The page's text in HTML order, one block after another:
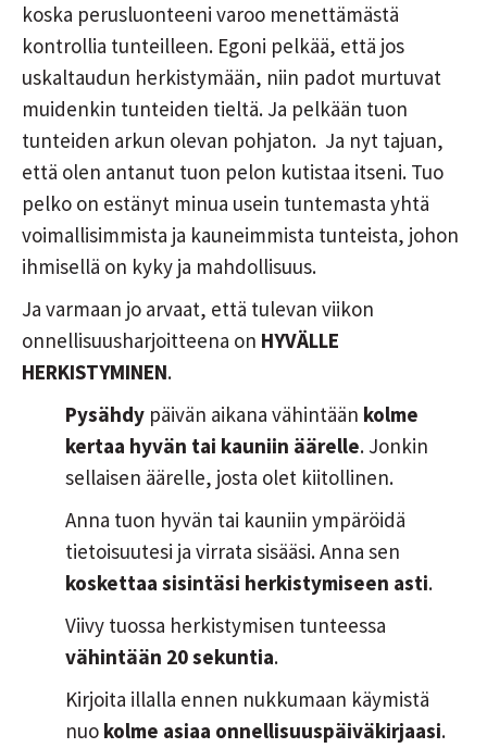
koska perusluonteeni varoo menettämästä
kontrollia tunteilleen. Egoni pelkää, että jos
uskaltaudun herkistymään, niin padot murtuvat
muidenkin tunteiden tieltä. Ja pelkään tuon
tunteiden arkun olevan pohjaton. Ja nyt tajuan,
että olen antanut tuon pelon kutistaa itseni. Tuo
pelko on estänyt minua usein tuntemasta yhtä
voimallisimmista ja kauneimmista tunteista, johon
ihmisellä on kyky ja mahdollisuus.
Ja varmaan jo arvaat, että tulevan viikon
onnellisuusharjoitteena on HYVÄLLE
HERKISTYMINEN.
Pysähdy päivän aikana vähintään kolme
kertaa hyvän tai kauniin äärelle. Jonkin
sellaisen äärelle, josta olet kiitollinen.
Anna tuon hyvän tai kauniin ympäröidä
tietoisuutesi ja virrata sisääsi. Anna sen
koskettaa sisintäsi herkistymiseen asti.
Viivy tuossa herkistymisen tunteessa
vähintään 20 sekuntia.
Kirjoita illalla ennen nukkumaan käymistä
nuo kolme asiaa onnellisuuspäiväkirjaasi.